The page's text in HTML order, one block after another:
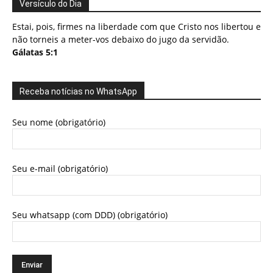
Versículo do Dia
Estai, pois, firmes na liberdade com que Cristo nos libertou e
não torneis a meter-vos debaixo do jugo da servidão.
Gálatas 5:1
Receba notícias no WhatsApp
Seu nome (obrigatório)
Seu e-mail (obrigatório)
Seu whatsapp (com DDD) (obrigatório)